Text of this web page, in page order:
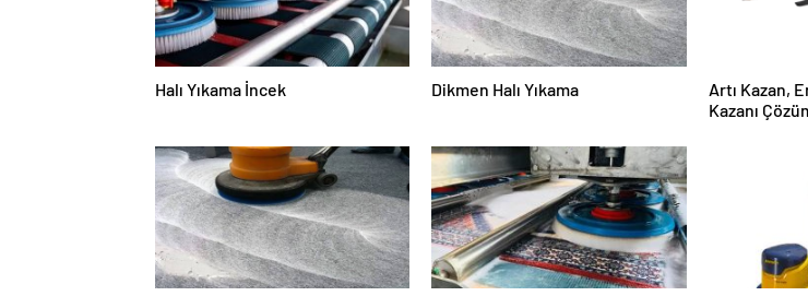
Halı Yıkama İncek Dikmen Halı Yıkama
Artı Kazan,
Kazanı